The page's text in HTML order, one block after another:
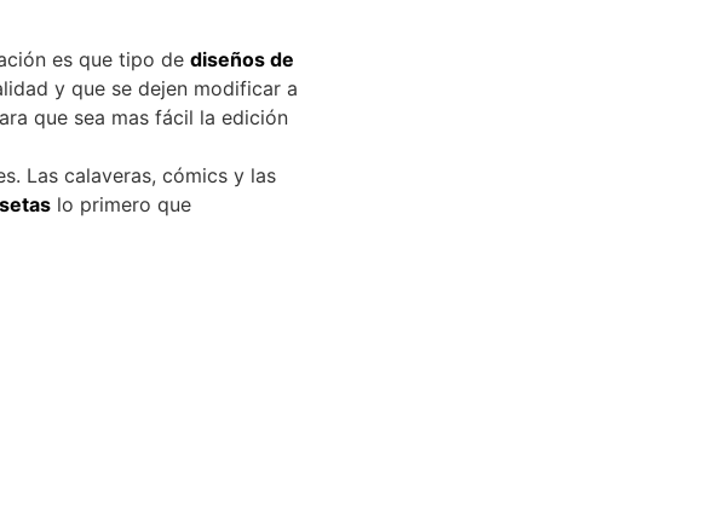
es que tipo de diseños de
y que se dejen modificar a
que sea mas fácil la edición
Las calaveras, cómics y las
lo primero que